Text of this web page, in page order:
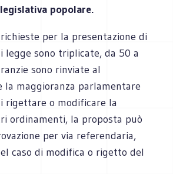
popolare.
per la presentazione di
legge sono triplicate, da 50 a
sono rinviate al
la maggioranza parlamentare
rigettare o modificare la
ordinamenti, la proposta può
per via referendaria,
caso di modifica o rigetto del